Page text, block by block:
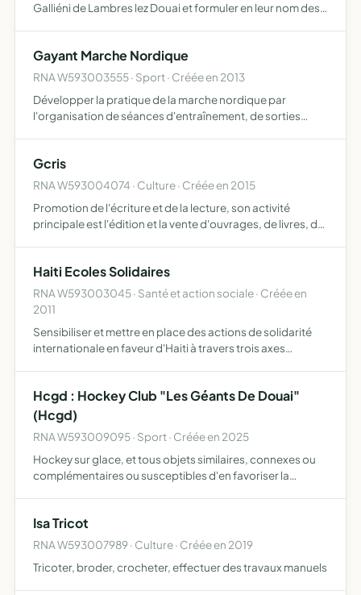
Galliéni de Lambres lez Douai et formuler en leur nom des
Gayant Marche Nordique
RNA W593003555 · Sport · Créée en 2013
Développer la pratique de la marche nordique par
l'organisation de séances d'entraînement, de sorties
sportives
Gcris
RNA W593004074 · Culture · Créée en 2015
Promotion de l'écriture et de la lecture, son activité
principale est l'édition et la vente d'ouvrages, de livres, de
Haiti Ecoles Solidaires
RNA W593003045 · Santé et action sociale · Créée en
2011
Sensibiliser et mettre en place des actions de solidarité
internationale en faveur d'Haiti à travers trois axes
Hcgd : Hockey Club "Les Géants De Douai"
(Hcgd)
RNA W593009095 · Sport · Créée en 2025
Hockey sur glace, et tous objets similaires, connexes ou
complémentaires ou susceptibles d'en favoriser la
Isa Tricot
RNA W593007989 · Culture · Créée en 2019
Tricoter, broder, crocheter, effectuer des travaux manuels